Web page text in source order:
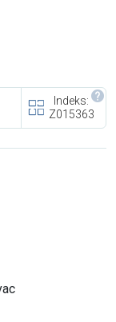
Indeks:
Z015363